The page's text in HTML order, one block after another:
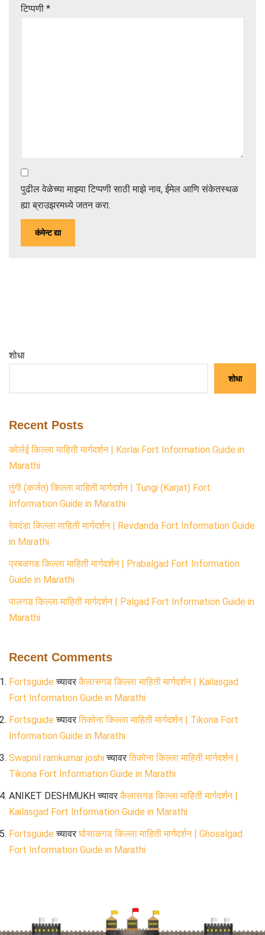
टिप्पणी *
पुढील वेळेच्या माझ्या टिप्पणी साठी माझे नाव, ईमेल आणि संकेतस्थळ
ह्या ब्राउझरमध्ये जतन करा.
शोधा
शोधा
Recent Posts
कोर्लई किल्ला माहिती मार्गदर्शन | Korlai Fort Information Guide in
Marathi
तुंगी (कर्जत) किल्ला माहिती मार्गदर्शन | Tungi (Karjat) Fort
Information Guide in Marathi
रेवदंडा किल्ला माहिती मार्गदर्शन | Revdanda Fort Information Guide
in Marathi
प्रबळगड किल्ला माहिती मार्गदर्शन | Prabalgad Fort Information
Guide in Marathi
पालगड किल्ला माहिती मार्गदर्शन | Palgad Fort Information Guide in
Marathi
Recent Comments
Fortsguide च्यावरकैलासगड किल्ला माहिती मार्गदर्शन | Kailasgad
Fort Information Guide in Marathi
Fortsguide च्यावरतिकोना किल्ला माहिती मार्गदर्शन | Tikona Fort
Information Guide in Marathi
Swapnil ramkumar joshiच्यावरतिकोना किल्ला माहिती मार्गदर्शन |
Tikona Fort Information Guide in Marathi
ANIKET DESHMUKH च्यावरकैलासगड किल्ला माहिती मार्गदर्शन |
Kailasgad Fort Information Guide in Marathi
Fortsguide च्यावरघोसाळगड किल्ला माहिती मार्गदर्शन | Ghosalgad
Fort Information Guide in Marathi